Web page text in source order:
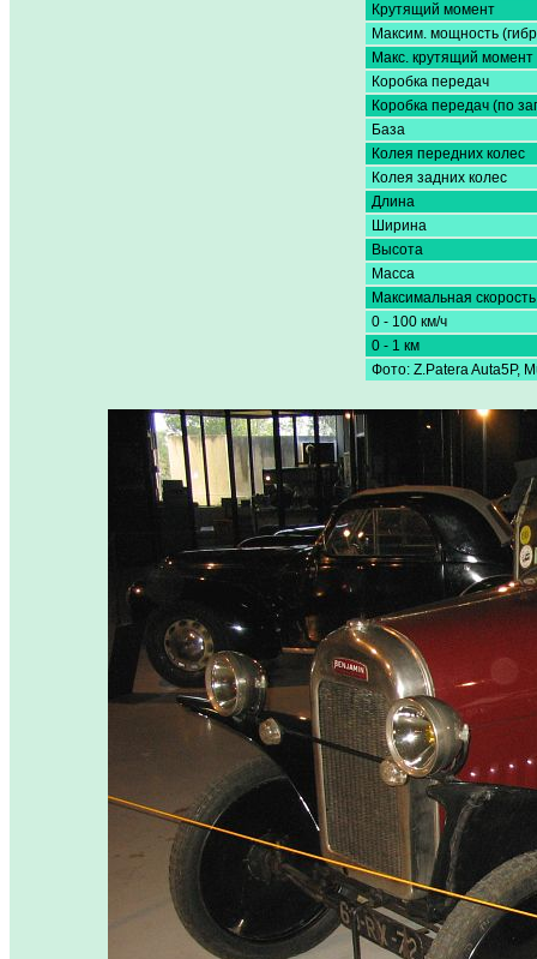
Крутящий момент
Максим. мощность
Макс. крутящий момент
Коробка передач
Коробка передач (по
База
Колея передних колес
Колея задних колес
Длина
Ширина
Высота
Масса
Максимальная скорость
0 - 100 км/ч
0 - 1 км
Фото: Z.Patera Auta5P,